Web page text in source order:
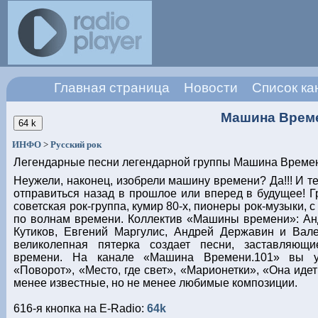
Главная страница Новости
Список
Машина
ИНФО >Русский рок
Легендарные песни легендарной группы Машина
Неужели, наконец, изобрели машину времени? Да!!! И
отправиться назад в прошлое или вперед в будущее!
советская рок-группа, кумир 80-х, пионеры рок-музыки,
по волнам времени. Коллектив «Машины времени»:
Кутиков, Евгений Маргулис, Андрей Державин и
великолепная пятерка создает песни,
времени. На канале «Машина Времени.101» вы
«Поворот», «Место, где свет», «Марионетки», «Она
менее известные, но не менее любимые композиции.
616-я кнопка на E-Radio:64k